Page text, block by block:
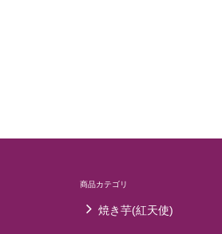
商品カテゴリ
焼き芋(紅天使)